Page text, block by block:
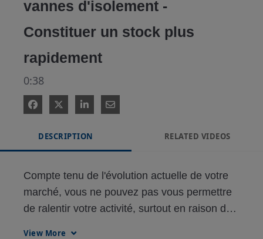
vannes d'isolement -
Constituer un stock plus
rapidement
0:38
DESCRIPTION RELATED VIDEOS
Compte tenu de l'évolution actuelle de votre
marché, vous ne pouvez pas vous permettre
de ralentir votre activité, surtout en raison de
View More